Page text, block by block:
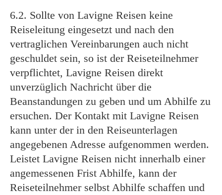
6.2. Sollte von Lavigne Reisen keine
Reiseleitung eingesetzt und nach den
vertraglichen Vereinbarungen auch nicht
geschuldet sein, so ist der Reiseteilnehmer
verpflichtet, Lavigne Reisen direkt
unverzüglich Nachricht über die
Beanstandungen zu geben und um Abhilfe zu
ersuchen. Der Kontakt mit Lavigne Reisen
kann unter der in den Reiseunterlagen
angegebenen Adresse aufgenommen werden.
Leistet Lavigne Reisen nicht innerhalb einer
angemessenen Frist Abhilfe, kann der
Reiseteilnehmer selbst Abhilfe schaffen und